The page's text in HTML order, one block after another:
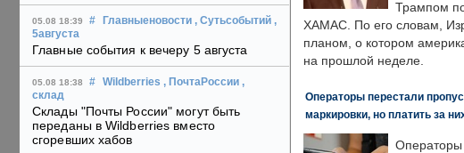
05.08 18:39 # Главныеновости , Сутьсобытий ,
5августа
Главные события к вечеру 5 августа
05.08 18:38 # Wildberries , ПочтаРоссии ,
склад
Склады "Почты России" могут быть
переданы в Wildberries вместо
сгоревших хабов
Трампом
ХАМАС. По его словам,
планом, о котором
на прошлой неделе.
Операторы перестали
маркировки, но платить за
Операторы